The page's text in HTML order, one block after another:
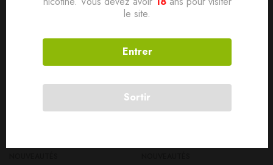
le site.
Entrer
Sortir